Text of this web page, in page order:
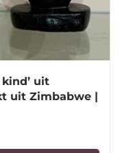
uit
uit Zimbabwe |